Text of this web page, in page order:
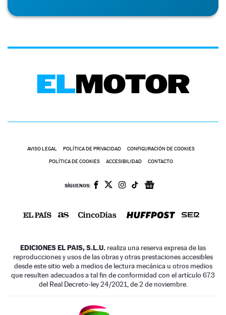
AVISO LEGAL POLÍTICA DE PRIVACIDAD CONFIGURACIÓN DE COOKIES
POLÍTICA DE COOKIES ACCESIBILIDAD CONTACTO
SÍGUENOS:
EDICIONES EL PAIS, S.L.U. realiza una reserva expresa de las
reproducciones y usos de las obras y otras prestaciones accesibles
desde este sitio web a medios de lectura mecánica u otros medios
que resulten adecuados a tal fin de conformidad con el artículo 67.3
del Real Decreto-ley 24/2021, de 2 de noviembre.